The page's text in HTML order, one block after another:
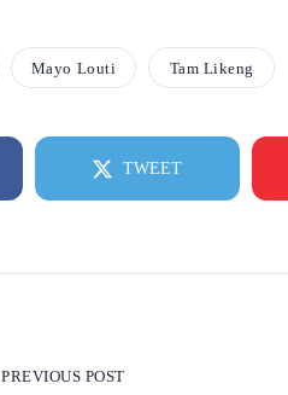
Mayo Louti Tam Likeng
TWEET
PREVIOUS POST